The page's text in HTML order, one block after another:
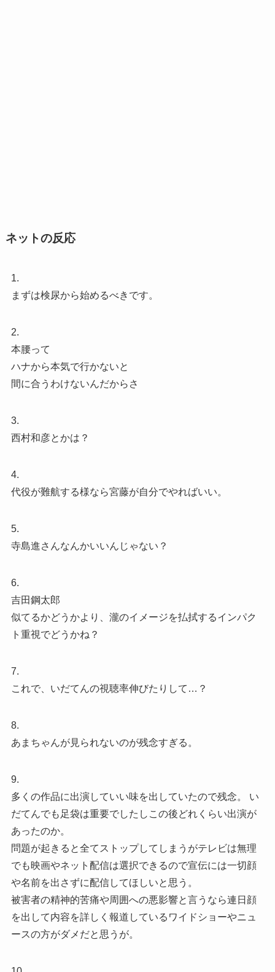
ネットの反応
1.
まずは検尿から始めるべきです。
2.
本腰って
ハナから本気で行かないと
間に合うわけないんだからさ
3.
西村和彦とかは？
4.
代役が難航する様なら宮藤が自分でやればいい。
5.
寺島進さんなんかいいんじゃない？
6.
吉田鋼太郎
似てるかどうかより、瀧のイメージを払拭するインパク
ト重視でどうかね？
7.
これで、いだてんの視聴率伸びたりして…？
8.
あまちゃんが見られないのが残念すぎる。
9.
多くの作品に出演していい味を出していたので残念。 い
だてんでも足袋は重要でしたしこの後どれくらい出演が
あったのか。
問題が起きると全てストップしてしまうがテレビは無理
でも映画やネット配信は選択できるので宣伝には一切顔
や名前を出さずに配信してほしいと思う。
被害者の精神的苦痛や周囲への悪影響と言うなら連日顔
を出して内容を詳しく報道しているワイドショーやニュ
ースの方がダメだと思うが。